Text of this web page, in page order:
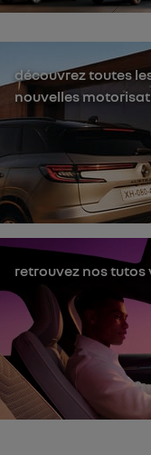
découvrez toutes
nouvelles
retrouvez nos tutos